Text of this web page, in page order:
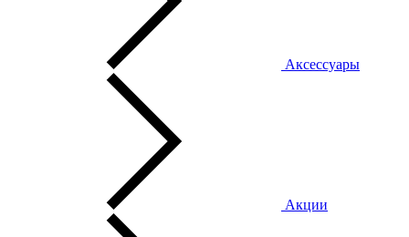
Аксессуары
Акции